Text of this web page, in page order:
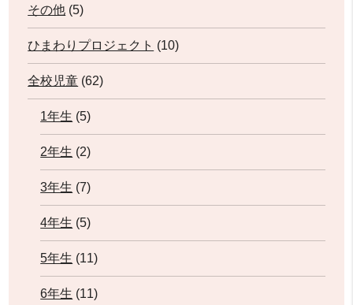
その他 (5)
ひまわりプロジェクト (10)
全校児童 (62)
1年生 (5)
2年生 (2)
3年生 (7)
4年生 (5)
5年生 (11)
6年生 (11)